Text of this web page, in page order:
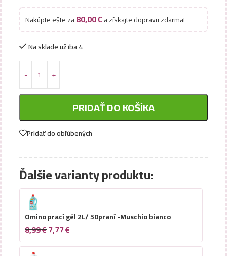
Nakúpte ešte za80,00€a získajte dopravu zdarma!
Na sklade už iba 4
PRIDAŤ DO KOŠÍKA
Pridať do obľúbených
Ďalšie varianty produktu:
Omino prací gél 2L/ 50praní -Muschio bianco
8,99€7,77€